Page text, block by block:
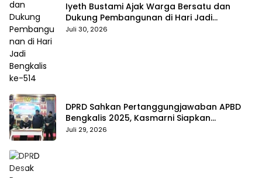
Iyeth Bustami Ajak Warga Bersatu dan
Dukung Pembangunan di Hari Jadi
Bengkalis ke-514
Juli 30, 2026
DPRD Sahkan Pertanggungjawaban APBD
Bengkalis 2025, Kasmarni Siapkan
Pemanfaatan SiLPA
Juli 29, 2026